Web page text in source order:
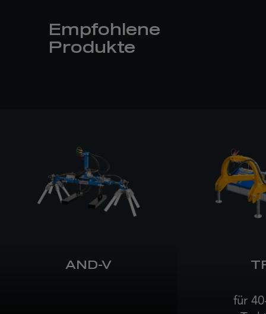
Empfohlene
Produkte
AND-V
für